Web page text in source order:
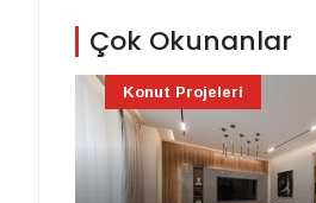
Çok Okunanlar
Konut Projeleri